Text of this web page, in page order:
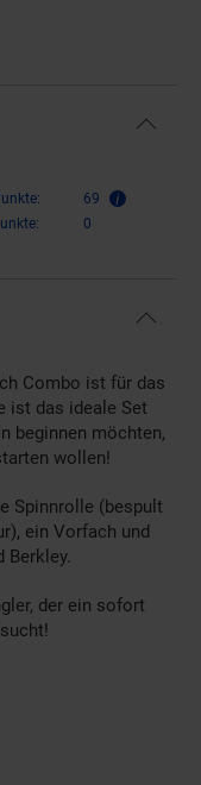
69
0
Combo ist für das
ist das ideale Set
beginnen möchten,
wollen!
Spinnrolle (bespult
ein Vorfach und
Berkley.
der ein sofort